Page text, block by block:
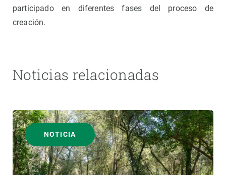
participado en diferentes fases del proceso de
creación.
Noticias relacionadas
NOTICIA